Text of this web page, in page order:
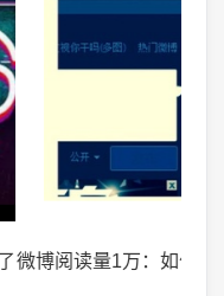
的阅读量突破？